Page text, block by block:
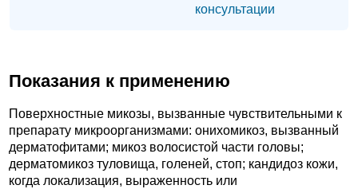
консультации
Показания к применению
Поверхностные микозы, вызванные чувствительными к
препарату микроорганизмами: онихомикоз, вызванный
дерматофитами; микоз волосистой части головы;
дерматомикоз туловища, голеней, стоп; кандидоз кожи,
когда локализация, выраженность или